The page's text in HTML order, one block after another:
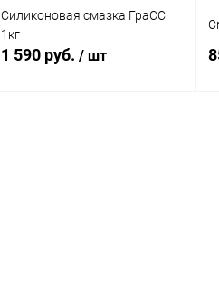
Силиконовая смазка ГраСС
1кг
1 590 руб. / шт